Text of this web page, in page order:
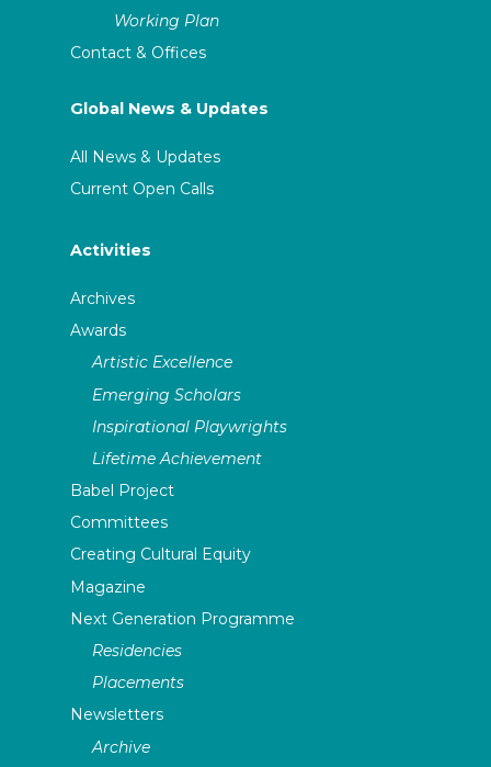
Working Plan
Contact & Offices
Global News & Updates
All News & Updates
Current Open Calls
Activities
Archives
Awards
Artistic Excellence
Emerging Scholars
Inspirational Playwrights
Lifetime Achievement
Babel Project
Committees
Creating Cultural Equity
Magazine
Next Generation Programme
Residencies
Placements
Newsletters
Archive